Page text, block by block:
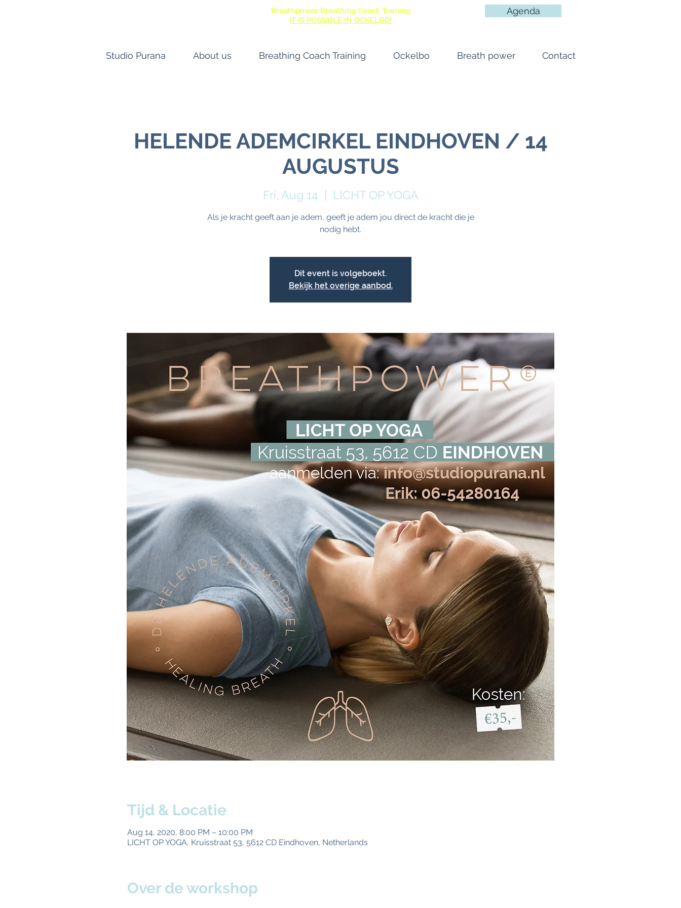
Breathpower Breathing Coach Training
IT IS POSSIBLE IN OCKELBO!
Studio Purana About us Breathing Coach Training Ockelbo Breath power Contact
HELENDE ADEMCIRKEL EINDHOVEN / 14
AUGUSTUS
Fri, Aug 14
  |
LICHT OP YOGA
Als je kracht geeft aan je adem, geeft je adem jou direct de kracht die je
Dit event is volgeboekt.
Bekijk het overige aanbod.
Tijd & Locatie
Aug 14, 2020, 8:00 PM – 10:00 PM
LICHT OP YOGA, Kruisstraat 53, 5612 CD Eindhoven, Netherlands
Over de workshop
Agenda